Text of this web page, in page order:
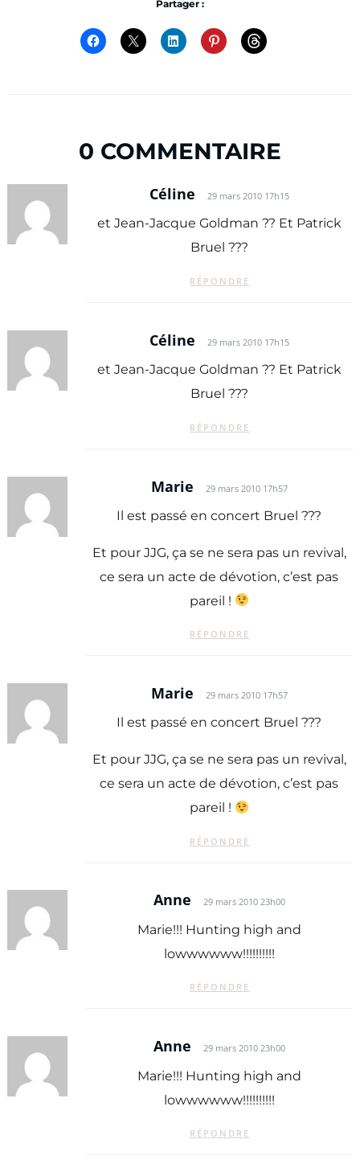
Partager :
0 COMMENTAIRE
Céline 29 mars 2010 17h15
et Jean-Jacque Goldman ?? Et Patrick
Bruel ???
RÉPONDRE
Céline 29 mars 2010 17h15
et Jean-Jacque Goldman ?? Et Patrick
Bruel ???
RÉPONDRE
Marie 29 mars 2010 17h57
Il est passé en concert Bruel ???
Et pour JJG, ça se ne sera pas un revival,
ce sera un acte de dévotion, c’est pas
pareil !
RÉPONDRE
Marie 29 mars 2010 17h57
Il est passé en concert Bruel ???
Et pour JJG, ça se ne sera pas un revival,
ce sera un acte de dévotion, c’est pas
pareil !
RÉPONDRE
Anne 29 mars 2010 23h00
Marie!!! Hunting high and
lowwwwww!!!!!!!!!!
RÉPONDRE
Anne 29 mars 2010 23h00
Marie!!! Hunting high and
lowwwwww!!!!!!!!!!
RÉPONDRE